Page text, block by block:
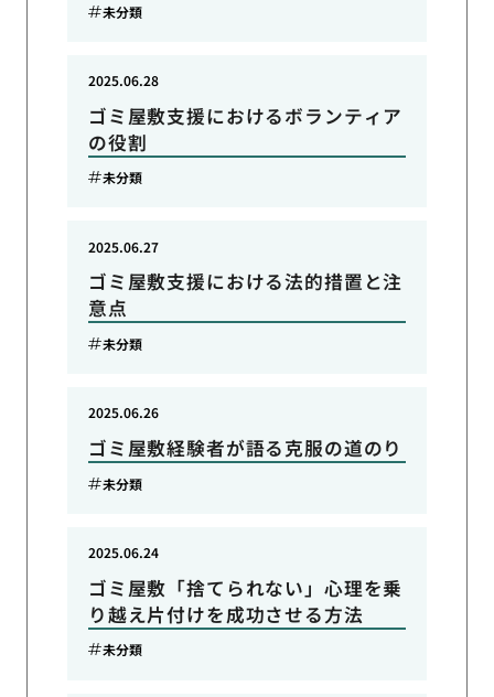
未分類
ゴミ屋敷支援におけるボランティア
の役割
2025.06.28
未分類
ゴミ屋敷支援における法的措置と注
意点
2025.06.27
未分類
ゴミ屋敷経験者が語る克服の道のり
2025.06.26
未分類
ゴミ屋敷「捨てられない」心理を乗
り越え片付けを成功させる方法
2025.06.24
未分類